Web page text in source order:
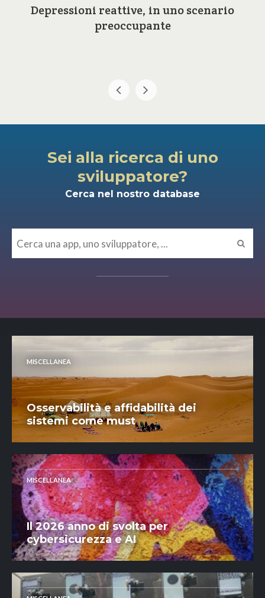
Depressioni reattive, in uno scenario
preoccupante
Sei alla ricerca di uno
sviluppatore?
Cerca nel nostro database
MISCELLANEA
Osservabilità e affidabilità dei
sistemi come must
MISCELLANEA
Il 2026 anno di svolta per
cybersicurezza e AI